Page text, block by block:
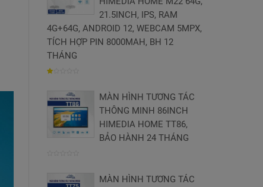
21.5INCH, IPS, RAM
4G+64G, ANDROID 12, WEBCAM 5MPX,
TÍCH HỢP PIN 8000MAH, BH 12
THÁNG
trên
MÀN HÌNH TƯƠNG TÁC
THÔNG MINH 86INCH
HIMEDIA HOME TT86,
BẢO HÀNH 24 THÁNG
trên
MÀN HÌNH TƯƠNG TÁC